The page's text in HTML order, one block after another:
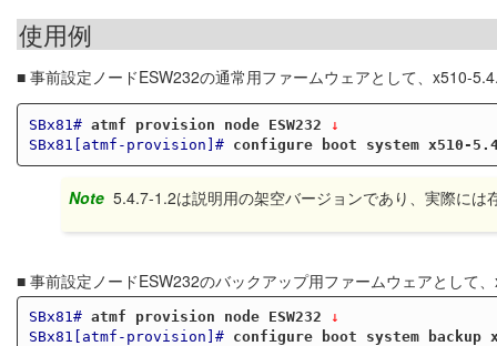
使用例
■ 事前設定ノードESW232の通常用ファームウェアとして、x510-
SBx81# atmf provision node ESW232 ↓
SBx81[atmf-provision]#
configure boot system x510-
Note 5.4.7-1.2は説明用の架空バージョンであり、実際には
■ 事前設定ノードESW232のバックアップ用ファームウェアとして
SBx81# atmf provision node ESW232 ↓
SBx81[atmf-provision]#
configure boot system